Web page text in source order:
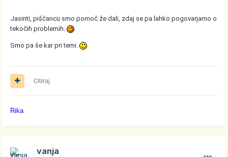
Jasinti, piščancu smo pomoč že dali, zdaj se pa lahko pogovarjamo o
tekočih problemih.
Smo pa še kar pri temi.
Citiraj
Rika
vanja